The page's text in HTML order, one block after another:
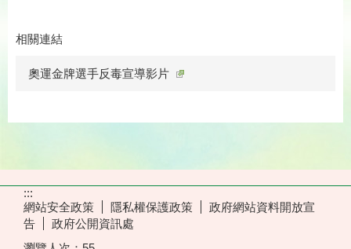
相關連結
奧運金牌選手反毒宣導影片
:::
網站安全政策
隱私權保護政策
政府網站資料開放宣
告
政府公開資訊處